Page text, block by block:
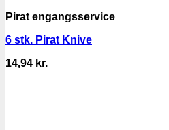
Pirat engangsservice
6 stk. Pirat Knive
14,94 kr.